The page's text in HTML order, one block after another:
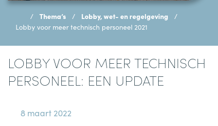
Thema’s
Lobby, wet- en regelgeving
Lobby voor meer technisch personeel 2021
LOBBY VOOR MEER TECHNISCH
PERSONEEL: EEN UPDATE
8 maart 2022